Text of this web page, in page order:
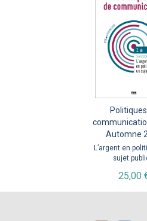
Automne
L’argent en
sujet
25,00